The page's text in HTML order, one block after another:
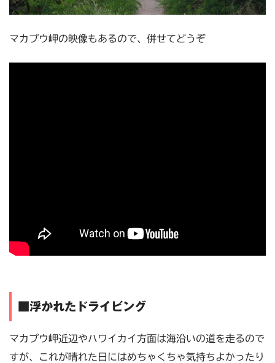
マカプウ岬の映像もあるので、併せてどうぞ
■浮かれたドライビング
マカプウ岬近辺やハワイカイ方面は海沿いの道を走るので
すが、これが晴れた日にはめちゃくちゃ気持ちよかったり